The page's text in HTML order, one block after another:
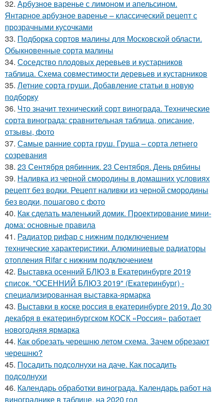
32. Арбузное варенье с лимоном и апельсином.
Янтарное арбузное варенье – классический рецепт с
прозрачными кусочками
33. Подборка сортов малины для Московской области.
Обыкновенные сорта малины
34. Соседство плодовых деревьев и кустарников
таблица. Схема совместимости деревьев и кустарников
35. Летние сорта груши. Добавление статьи в новую
подборку
36. Что значит технический сорт винограда. Технические
сорта винограда: сравнительная таблица, описание,
отзывы, фото
37. Самые ранние сорта груш. Груша – сорта летнего
созревания
38. 23 Сентября рябинник. 23 Сентября. День рябины
39. Наливка из черной смородины в домашних условиях
рецепт без водки. Рецепт наливки из черной смородины
без водки, пошагово с фото
40. Как сделать маленький домик. Проектирование мини-
дома: основные правила
41. Радиатор рифар с нижним подключением
технические характеристики. Алюминиевые радиаторы
отопления Rifar с нижним подключением
42. Выставка осенний БЛЮЗ в Екатеринбурге 2019
список. "ОСЕННИЙ БЛЮЗ 2019" (Екатеринбург) -
специализированная выставка-ярмарка
43. Выставки в коске россия в екатеринбурге 2019. До 30
декабря в екатеринбургском КОСК «Россия» работает
новогодняя ярмарка
44. Как обрезать черешню летом схема. Зачем обрезают
черешню?
45. Посадить подсолнухи на даче. Как посадить
подсолнухи
46. Календарь обработки винограда. Календарь работ на
винограднике в таблице, на 2020 год